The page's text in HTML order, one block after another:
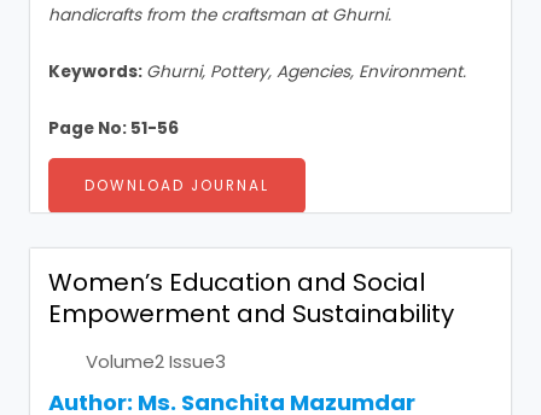
handicrafts from the craftsman at Ghurni.
Keywords: Ghurni, Pottery, Agencies, Environment.
Page No: 51-56
DOWNLOAD JOURNAL
Women’s Education and Social
Empowerment and Sustainability
Volume2 Issue3
Author: Ms. Sanchita Mazumdar